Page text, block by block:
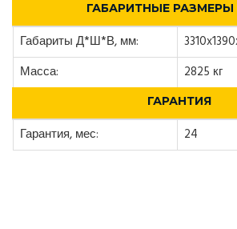
ГАБАРИТНЫЕ РАЗМЕРЫ
Габариты Д*Ш*В, мм:
Масса:
2825 кг
ГАРАНТИЯ
Гарантия, мес: 24